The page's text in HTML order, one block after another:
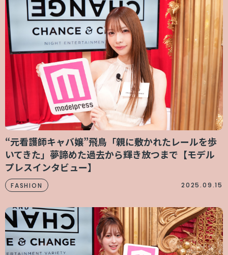
“元看護師キャバ嬢”飛鳥「親に敷かれたレールを歩
いてきた」夢諦めた過去から輝き放つまで【モデル
プレスインタビュー】
FASHION 2025.09.15